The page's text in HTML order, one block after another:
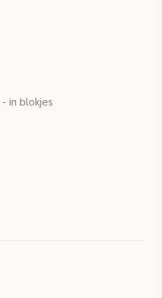
- in blokjes